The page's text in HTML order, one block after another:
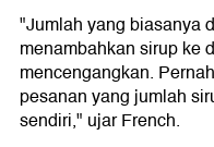
"Jumlah yang biasanya
menambahkan sirup ke
mencengangkan.
pesanan yang jumlah
sendiri," ujar French.